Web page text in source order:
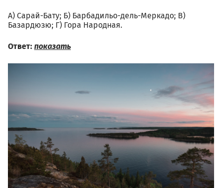
А) Сарай-Бату; Б) Барбадильо-дель-Меркадо; В)
Базардюзю; Г) Гора Народная.
Ответ: показать